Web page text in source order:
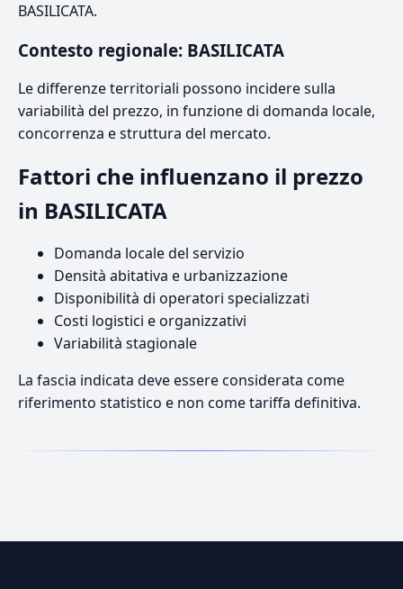
BASILICATA.
Contesto regionale: BASILICATA
Le differenze territoriali possono incidere sulla
variabilità del prezzo, in funzione di domanda locale,
concorrenza e struttura del mercato.
Fattori che influenzano il prezzo
in BASILICATA
Domanda locale del servizio
Densità abitativa e urbanizzazione
Disponibilità di operatori specializzati
Costi logistici e organizzativi
Variabilità stagionale
La fascia indicata deve essere considerata come
riferimento statistico e non come tariffa definitiva.